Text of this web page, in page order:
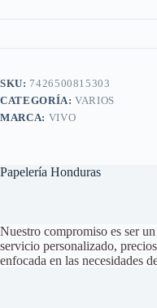
SKU: 7426500815303
CATEGORÍA:VARIOS
MARCA: VIVO
Papelería Honduras
Nuestro compromiso es ser
servicio personalizado,
enfocada en las necesidades